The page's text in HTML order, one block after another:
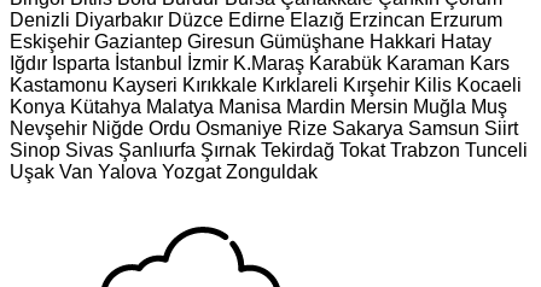
Denizli Diyarbakır Düzce Edirne Elazığ Erzincan Erzurum
Eskişehir Gaziantep Giresun Gümüşhane Hakkari Hatay
Iğdır Isparta İstanbul İzmir K.Maraş Karabük Karaman Kars
Kastamonu Kayseri Kırıkkale Kırklareli Kırşehir Kilis Kocaeli
Konya Kütahya Malatya Manisa Mardin Mersin Muğla Muş
Nevşehir Niğde Ordu Osmaniye Rize Sakarya Samsun Siirt
Sinop Sivas Şanlıurfa Şırnak Tekirdağ Tokat Trabzon Tunceli
Uşak Van Yalova Yozgat Zonguldak